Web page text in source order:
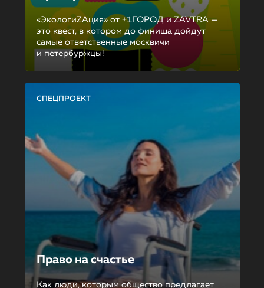
«ЭкологиZAция» от +1ГОРОД и ZAVTRA —
это квест, в котором до финиша дойдут
самые ответственные москвичи
и петербуржцы!
СПЕЦПРОЕКТ
Право на счастье
Как люди, которым общество предлагает